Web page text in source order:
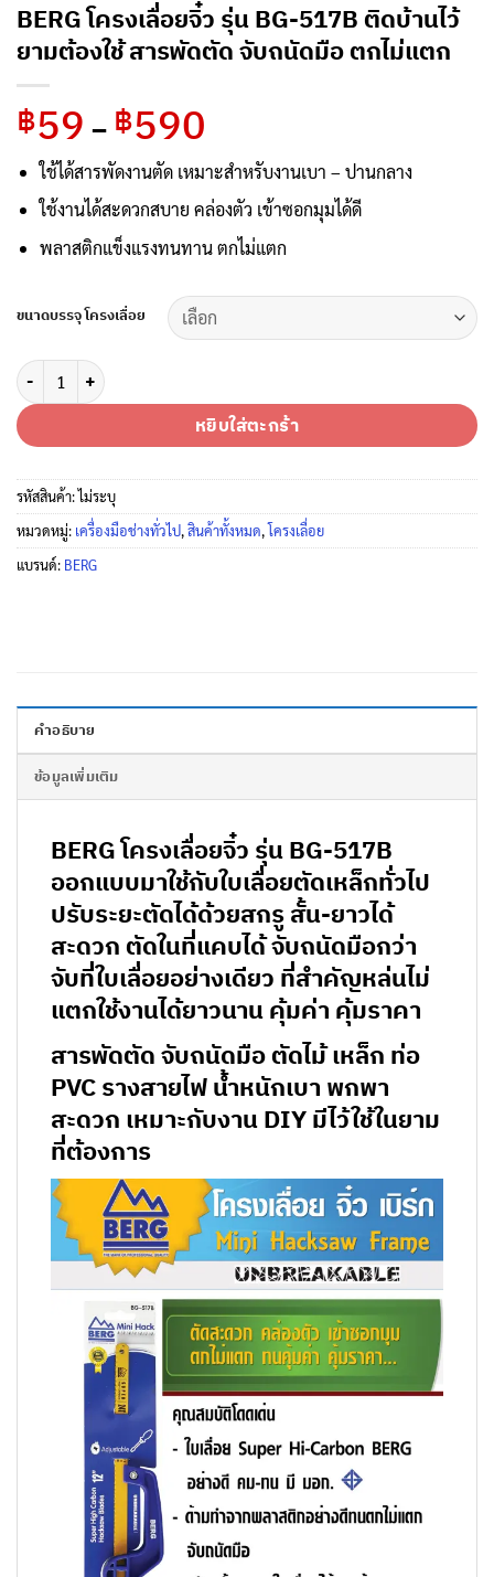
BERG โครงเลื่อยจิ๋ว รุ่น BG-517B ติดบ้านไว้
ยามต้องใช้ สารพัดตัด จับถนัดมือ ตกไม่แตก
฿59 – ฿590
฿59
through
฿590
ใช้ได้สารพัดงานตัด เหมาะสำหรับงานเบา – ปานกลาง
ใช้งานได้สะดวกสบาย คล่องตัว เข้าซอกมุมได้ดี
พลาสติกแข็งแรงทนทาน ตกไม่แตก
ขนาดบรรจุ โครงเลื่อย
จำนวน BERG โครงเลื่อยจิ๋ว รุ่น BG-517B ติดบ้านไว้ยามต้องใช้ สารพัดตั
หยิบใส่ตะกร้า
รหัสสินค้า:ไม่ระบุ
หมวดหมู่: เครื่องมือช่างทั่วไป,สินค้าทั้งหมด,โครงเลื่อย
แบรนด์: BERG
คำอธิบาย
ข้อมูลเพิ่มเติม
BERG โครงเลื่อยจิ๋ว รุ่น BG-517B
ออกแบบมาใช้กับใบเลื่อยตัดเหล็กทั่วไป
ปรับระยะตัดได้ด้วยสกรู สั้น-ยาวได้
สะดวก ตัดในที่แคบได้ จับถนัดมือกว่า
จับที่ใบเลื่อยอย่างเดียว ที่สำคัญหล่นไม่
แตกใช้งานได้ยาวนาน คุ้มค่า คุ้มราคา
สารพัดตัด จับถนัดมือ ตัดไม้ เหล็ก ท่อ
PVC รางสายไฟ น้ำหนักเบา พกพา
สะดวก เหมาะกับงาน DIY มีไว้ใช้ในยาม
ที่ต้องการ